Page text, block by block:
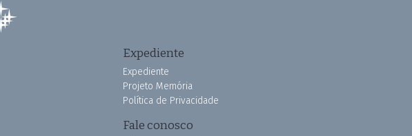
Expediente
Expediente
Projeto Memória
Política de Privacidade
Fale conosco